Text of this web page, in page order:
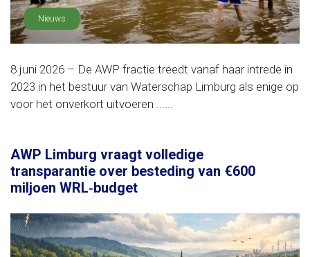
Nieuws
8 juni 2026 – De AWP fractie treedt vanaf haar intrede in
2023 in het bestuur van Waterschap Limburg als enige op
voor het onverkort uitvoeren ......
AWP Limburg vraagt volledige
transparantie over besteding van €600
miljoen WRL‑budget